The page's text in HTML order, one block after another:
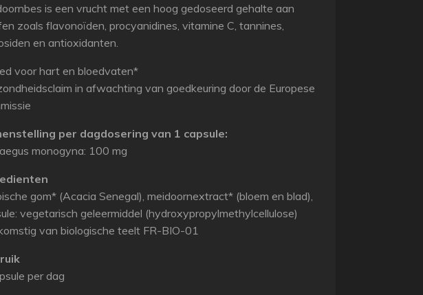
is een vrucht met een hoog gedoseerd gehalte aan
zoals flavonoïden, procyanidines, vitamine C, tannines,
en antioxidanten.
voor hart en bloedvaten*
in afwachting van goedkeuring door de Europese
per dagdosering van 1 capsule:
monogyna: 100 mg
gom* (Acacia Senegal), meidoornextract* (bloem en blad),
vegetarisch geleermiddel (hydroxypropylmethylcellulose)
van biologische teelt FR-BIO-01
per dag